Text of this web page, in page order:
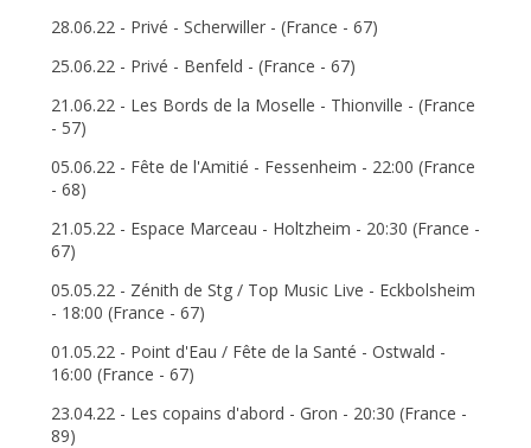
28.06.22 - Privé - Scherwiller - (France - 67)
25.06.22 - Privé - Benfeld - (France - 67)
21.06.22 - Les Bords de la Moselle - Thionville - (France
- 57)
05.06.22 - Fête de l'Amitié - Fessenheim - 22:00 (France
- 68)
21.05.22 - Espace Marceau - Holtzheim - 20:30 (France -
67)
05.05.22 - Zénith de Stg / Top Music Live - Eckbolsheim
- 18:00 (France - 67)
01.05.22 - Point d'Eau / Fête de la Santé - Ostwald -
16:00 (France - 67)
23.04.22 - Les copains d'abord - Gron - 20:30 (France -
89)